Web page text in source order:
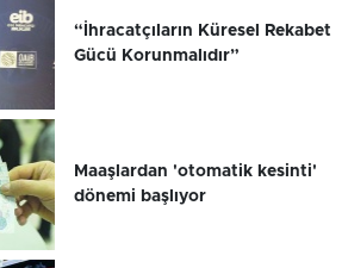
“İhracatçıların Küresel Rekabet
Gücü Korunmalıdır”
Maaşlardan 'otomatik kesinti'
dönemi başlıyor